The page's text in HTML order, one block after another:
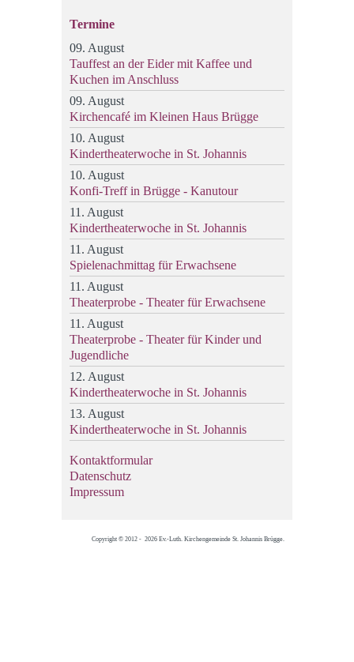
Termine
09. August
Tauffest an der Eider mit Kaffee und
Kuchen im Anschluss
09. August
Kirchencafé im Kleinen Haus Brügge
10. August
Kindertheaterwoche in St. Johannis
10. August
Konfi-Treff in Brügge - Kanutour
11. August
Kindertheaterwoche in St. Johannis
11. August
Spielenachmittag für Erwachsene
11. August
Theaterprobe - Theater für Erwachsene
11. August
Theaterprobe - Theater für Kinder und
Jugendliche
12. August
Kindertheaterwoche in St. Johannis
13. August
Kindertheaterwoche in St. Johannis
Kontaktformular
Datenschutz
Impressum
Copyright © 2012 - 2026 Ev.-Luth. Kirchengemeinde St. Johannis Brügge.